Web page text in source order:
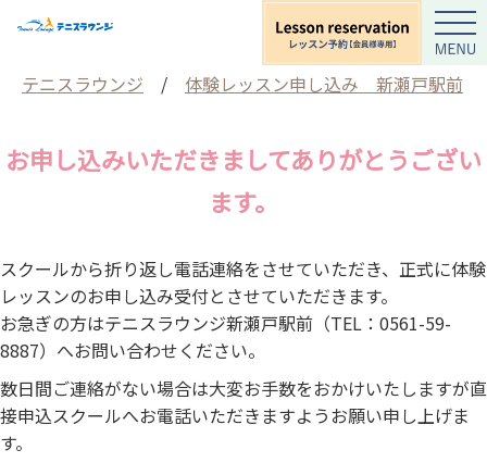
テニスラウンジ / 体験レッスン申し込み 新瀬戸駅前
お申し込みいただきましてありがとうござい
ます。
スクールから折り返し電話連絡をさせていただき、正式に体験
レッスンのお申し込み受付とさせていただきます。
お急ぎの方はテニスラウンジ新瀬戸駅前（TEL：0561-59-
8887）へお問い合わせください。
数日間ご連絡がない場合は大変お手数をおかけいたしますが直
接申込スクールへお電話いただきますようお願い申し上げま
す。